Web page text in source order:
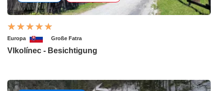
Europa Große Fatra
Vlkolínec - Besichtigung